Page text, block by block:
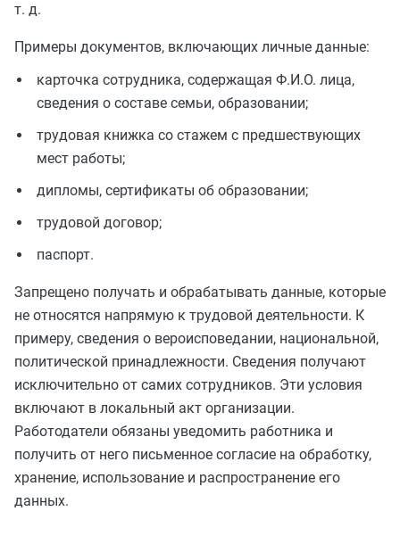
т. д.
Примеры документов, включающих личные данные:
карточка сотрудника, содержащая Ф.И.О. лица,
сведения о составе семьи, образовании;
трудовая книжка со стажем с предшествующих
мест работы;
дипломы, сертификаты об образовании;
трудовой договор;
паспорт.
Запрещено получать и обрабатывать данные, которые
не относятся напрямую к трудовой деятельности. К
примеру, сведения о вероисповедании, национальной,
политической принадлежности. Сведения получают
исключительно от самих сотрудников. Эти условия
включают в локальный акт организации.
Работодатели обязаны уведомить работника и
получить от него письменное согласие на обработку,
хранение, использование и распространение его
данных.